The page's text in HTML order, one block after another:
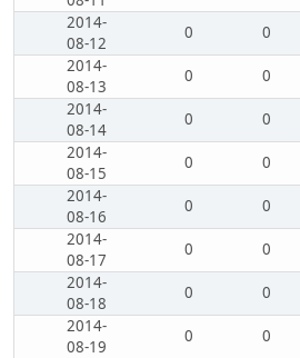
2014-
08-12
0 0
2014-
08-13
0 0
2014-
08-14
0 0
2014-
08-15
0 0
2014-
08-16
0 0
2014-
08-17
0 0
2014-
08-18
0 0
2014-
08-19
0 0